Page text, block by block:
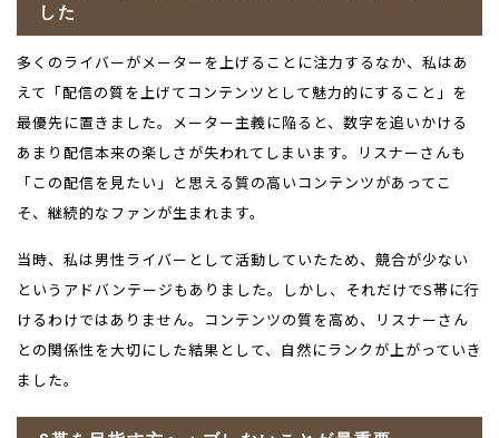
した
多くのライバーがメーターを上げることに注力するなか、私はあ
えて「配信の質を上げてコンテンツとして魅力的にすること」を
最優先に置きました。メーター主義に陥ると、数字を追いかける
あまり配信本来の楽しさが失われてしまいます。リスナーさんも
「この配信を見たい」と思える質の高いコンテンツがあってこ
そ、継続的なファンが生まれます。
当時、私は男性ライバーとして活動していたため、競合が少ない
というアドバンテージもありました。しかし、それだけでS帯に行
けるわけではありません。コンテンツの質を高め、リスナーさん
との関係性を大切にした結果として、自然にランクが上がっていき
ました。